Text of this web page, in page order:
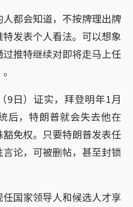
都会知道，不按牌理出牌
发表个人看法。可以想象
推特继续对即将走马上任
9日）证实，拜登明年1月
后，特朗普就会失去他在
免权。只要特朗普发表任
论，可被删帖，甚至封锁
国家领导人和候选人才享